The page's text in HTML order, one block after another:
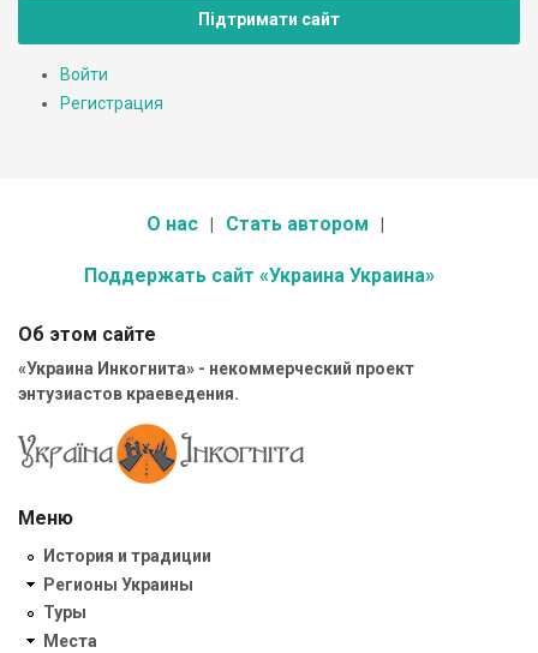
Підтримати сайт
Войти
Регистрация
О нас Стать автором
Поддержать сайт «Украина Украина»
Об этом сайте
«Украина Инкогнита» - некоммерческий проект
энтузиастов краеведения.
Меню
История и традиции
Регионы Украины
Туры
Места